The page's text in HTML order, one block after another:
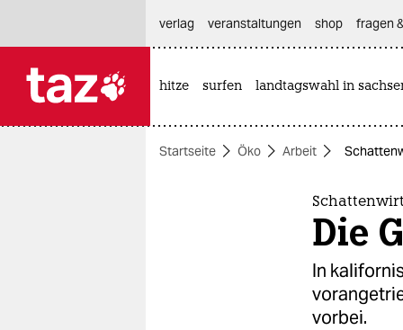
themen
verlag
veranstaltungen shop fragen
hitze surfen landtagswahl in
Startseite Öko Arbeit
Die
In
vorbei.